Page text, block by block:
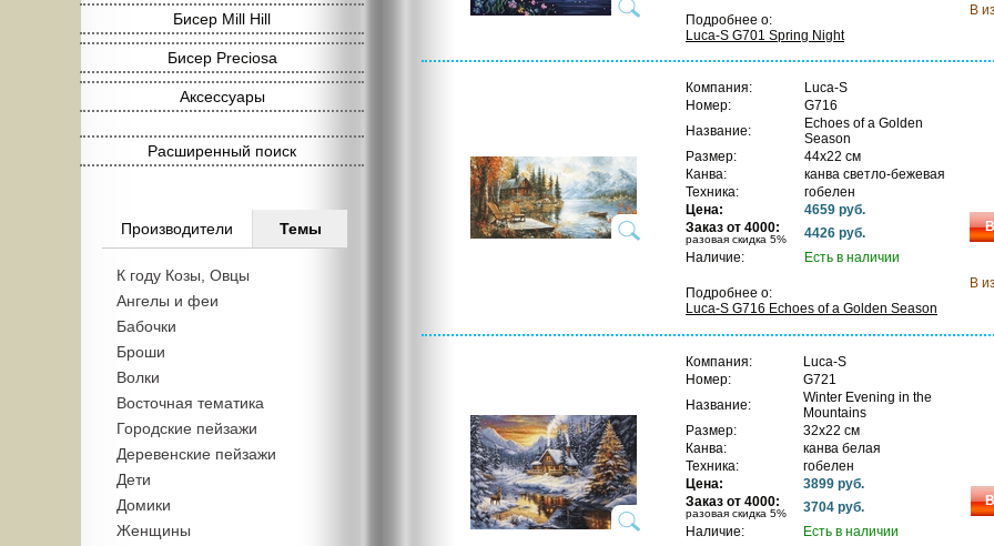
Бисер Mill Hill
Бисер Preciosa
Аксессуары
Расширенный поиск
Производители Темы
К году Козы, Овцы
Ангелы и феи
Бабочки
Броши
Волки
Восточная тематика
Городские пейзажи
Деревенские пейзажи
Дети
Домики
Женщины
В
Подробнее о:
Luca-S G701 Spring Night
Компания:
Luca-S
Номер:
G716
Название:
Echoes of a Golden
Season
Размер:
44х22 см
Канва:
канва светло-бежевая
Техника:
гобелен
Цена:
4659 руб.
Заказ от 4000:
разовая скидка 5%
4426 руб.
Наличие:
Есть в наличии
В
Подробнее о:
Luca-S G716 Echoes of a Golden Season
Компания:
Luca-S
Номер:
G721
Название:
Winter Evening in the
Mountains
Размер:
32х22 см
Канва:
канва белая
Техника:
гобелен
Цена:
3899 руб.
Заказ от 4000:
разовая скидка 5%
3704 руб.
Наличие:
Есть в наличии